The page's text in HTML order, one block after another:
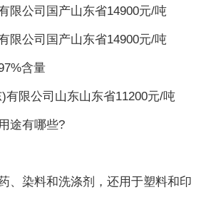
限公司国产山东省14900元/吨
限公司国产山东省14900元/吨
含量
有限公司山东山东省11200元/吨
途有哪些?
、染料和洗涤剂，还用于塑料和印